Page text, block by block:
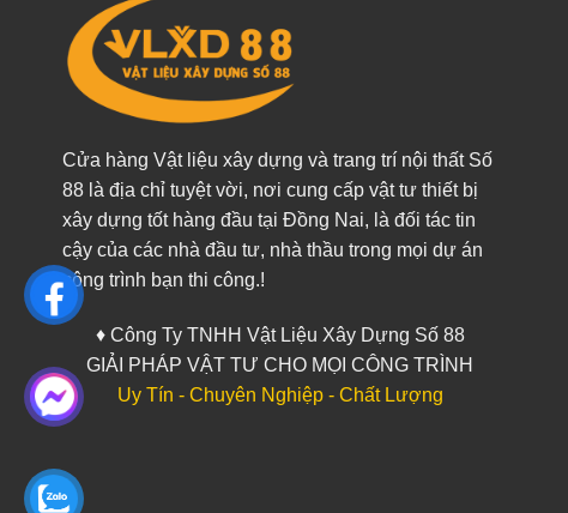
Cửa hàng Vật liệu xây dựng và trang trí nội thất Số
88 là địa chỉ tuyệt vời, nơi cung cấp vật tư thiết bị
xây dựng tốt hàng đầu tại Đồng Nai, là đối tác tin
cậy của các nhà đầu tư, nhà thầu trong mọi dự án
công trình bạn thi công.!
♦ Công Ty TNHH Vật Liệu Xây Dựng Số 88
GIẢI PHÁP VẬT TƯ CHO MỌI CÔNG TRÌNH
Uy Tín - Chuyên Nghiệp - Chất Lượng